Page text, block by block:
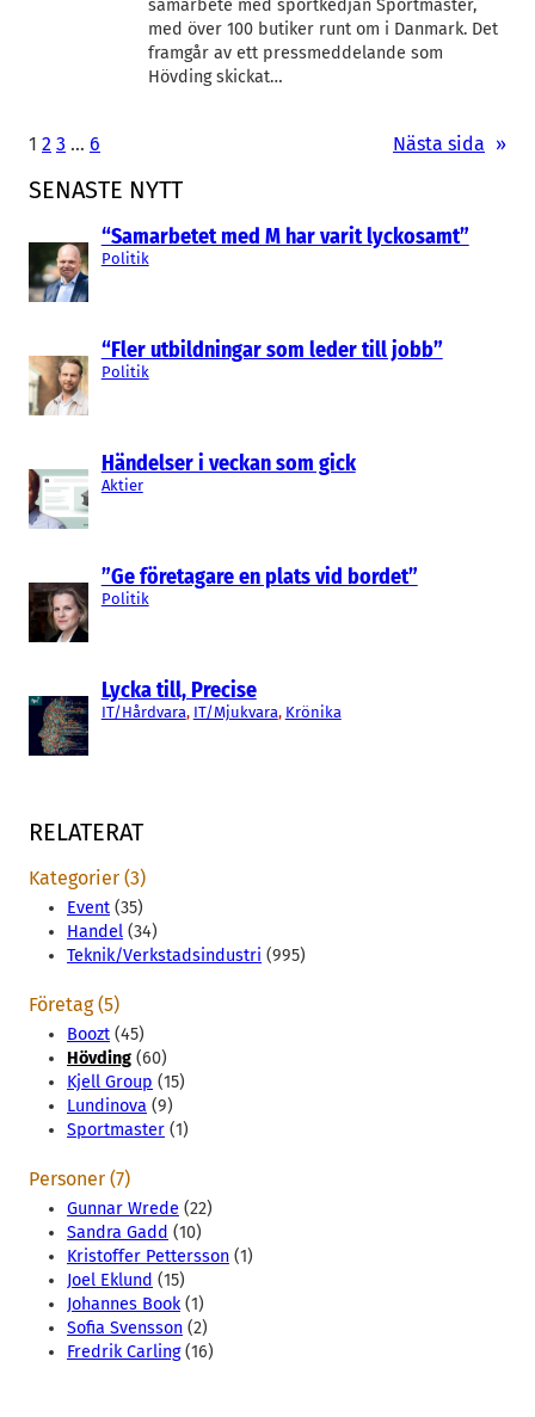
SENASTE NYTT
“Samarbetet med M har varit lyckosamt”
Politik
“Fler utbildningar som leder till jobb”
Politik
Händelser i veckan som gick
Aktier
”Ge företagare en plats vid bordet”
Politik
Lycka till, Precise
IT/Hårdvara, IT/Mjukvara, Krönika
samarbete med sportkedjan Sportmaster,
med över 100 butiker runt om i Danmark. Det
framgår av ett pressmeddelande som
Hövding skickat…
1 2 3 … 6 Nästa sida »
RELATERAT
Kategorier (3)
Event (35)
Handel (34)
Teknik/Verkstadsindustri (995)
Företag (5)
Boozt (45)
Hövding (60)
Kjell Group (15)
Lundinova (9)
Sportmaster (1)
Personer (7)
Gunnar Wrede (22)
Sandra Gadd (10)
Kristoffer Pettersson (1)
Joel Eklund (15)
Johannes Book(1)
Sofia Svensson (2)
Fredrik Carling(16)